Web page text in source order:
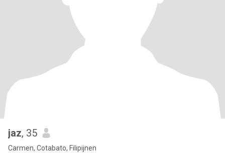
jaz, 35
Carmen, Cotabato, Filipijnen